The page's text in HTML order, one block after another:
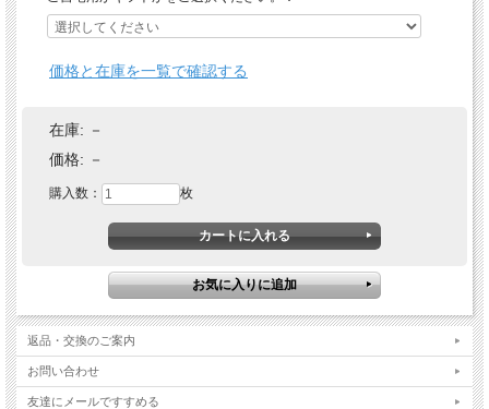
価格と在庫を一覧で確認する
在庫: －
価格: －
購入数： 枚
返品・交換のご案内
お問い合わせ
友達にメールですすめる